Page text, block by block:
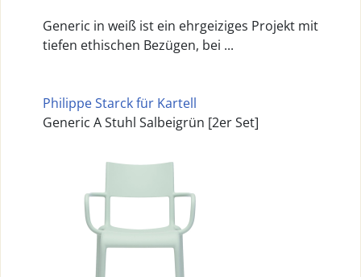
Generic in weiß ist ein ehrgeiziges Projekt mit
tiefen ethischen Bezügen, bei ...
Philippe Starck für Kartell
Generic A Stuhl Salbeigrün [2er Set]